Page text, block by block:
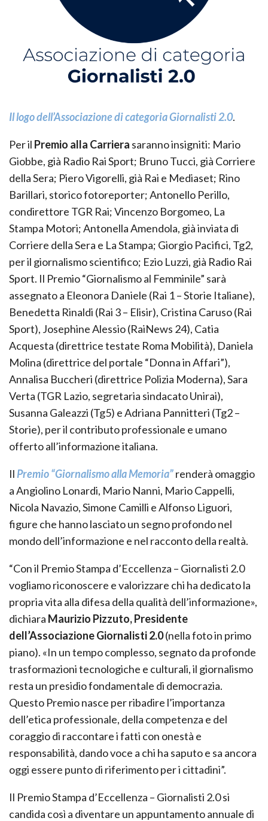
Il logo dell’Associazione di categoriaGiornalisti 2.0.
Per il Premio alla Carriera saranno insigniti: Mario
Giobbe, già Radio Rai Sport; Bruno Tucci, già Corriere
della Sera; Piero Vigorelli, già Rai e Mediaset; Rino
Barillari, storico fotoreporter; Antonello Perillo,
condirettore TGR Rai; Vincenzo Borgomeo, La
Stampa Motori; Antonella Amendola, già inviata di
Corriere della Sera e La Stampa; Giorgio Pacifici, Tg2,
per il giornalismo scientifico; Ezio Luzzi, già Radio Rai
Sport. Il Premio “Giornalismo al Femminile” sarà
assegnato a Eleonora Daniele (Rai 1 – Storie Italiane),
Benedetta Rinaldi (Rai 3 – Elisir), Cristina Caruso (Rai
Sport), Josephine Alessio (RaiNews 24), Catia
Acquesta (direttrice testate Roma Mobilità), Daniela
Molina (direttrice del portale “Donna in Affari”),
Annalisa Buccheri (direttrice Polizia Moderna), Sara
Verta (TGR Lazio, segretaria sindacato Unirai),
Susanna Galeazzi (Tg5) e Adriana Pannitteri (Tg2 –
Storie), per il contributo professionale e umano
offerto all’informazione italiana.
IlPremio “Giornalismo alla Memoria”renderà omaggio
a Angiolino Lonardi, Mario Nanni, Mario Cappelli,
Nicola Navazio, Simone Camilli e Alfonso Liguori,
figure che hanno lasciato un segno profondo nel
mondo dell’informazione e nel racconto della realtà.
“Con il Premio Stampa d’Eccellenza – Giornalisti 2.0
vogliamo riconoscere e valorizzare chi ha dedicato la
propria vita alla difesa della qualità dell’informazione»,
dichiara Maurizio Pizzuto, Presidente
dell’Associazione Giornalisti 2.0(nella foto in primo
piano). «In un tempo complesso, segnato da profonde
trasformazioni tecnologiche e culturali, il giornalismo
resta un presidio fondamentale di democrazia.
Questo Premio nasce per ribadire l’importanza
dell’etica professionale, della competenza e del
coraggio di raccontare i fatti con onestà e
responsabilità, dando voce a chi ha saputo e sa ancora
oggi essere punto di riferimento per i cittadini”.
Il Premio Stampa d’Eccellenza – Giornalisti 2.0 si
candida così a diventare un appuntamento annuale di